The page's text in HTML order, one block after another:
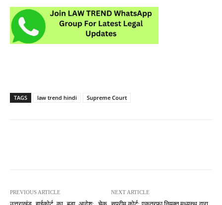
TAGS law trend hindi Supreme Court
PREVIOUS ARTICLE NEXT ARTICLE